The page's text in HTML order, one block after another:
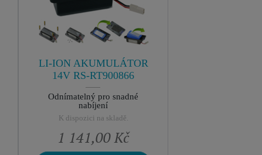
LI-ION AKUMULÁTOR
14V RS-RT900866
Odnímatelný pro snadné
nabíjení
K dispozici na skladě.
1 141,00 Kč